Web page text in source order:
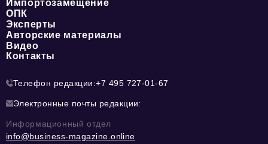
Импортозамещение
ОПК
Эксперты
Авторские материалы
Видео
Контакты
Телефон редакции:+7 495 727-01-67
Электронные почты редакции:
Информационный отдел
info@business-magazine.online